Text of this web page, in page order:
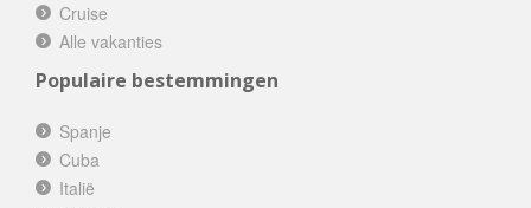
Cruise
Alle vakanties
Populaire bestemmingen
Spanje
Cuba
Italië